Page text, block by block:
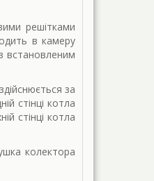
решітками
в камеру
встановленим
за
стінці котла
стінці котла
колектора